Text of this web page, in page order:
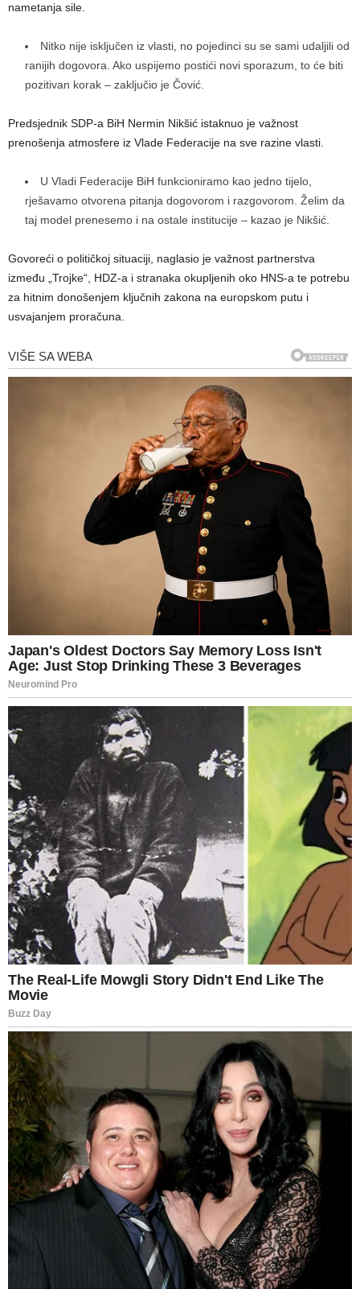
nametanja sile.
Nitko nije isključen iz vlasti, no pojedinci su se sami udaljili od
ranijih dogovora. Ako uspijemo postići novi sporazum, to će biti
pozitivan korak – zaključio je Čović.
Predsjednik SDP-a BiH Nermin Nikšić istaknuo je važnost
prenošenja atmosfere iz Vlade Federacije na sve razine vlasti.
U Vladi Federacije BiH funkcioniramo kao jedno tijelo,
rješavamo otvorena pitanja dogovorom i razgovorom. Želim da
taj model prenesemo i na ostale institucije – kazao je Nikšić.
Govoreći o političkoj situaciji, naglasio je važnost partnerstva
između „Trojke“, HDZ-a i stranaka okupljenih oko HNS-a te potrebu
za hitnim donošenjem ključnih zakona na europskom putu i
usvajanjem proračuna.